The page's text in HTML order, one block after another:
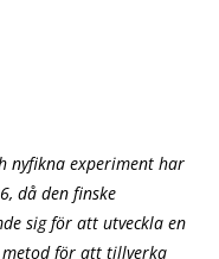
nyfikna experiment har
då den finske
sig för att utveckla en
metod för att tillverka